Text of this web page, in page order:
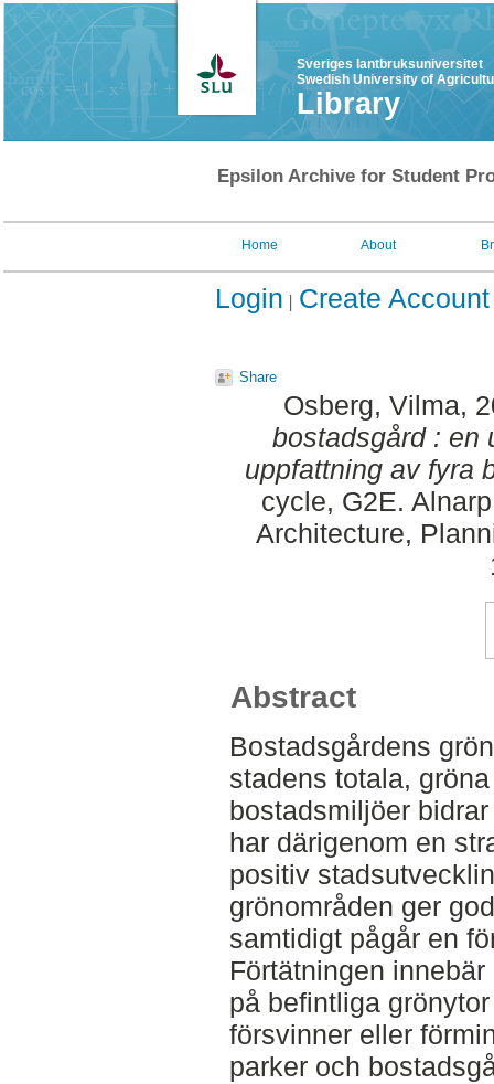
Sveriges lantbruksuniversitet
Swedish University of
Library
Epsilon Archive for Student
Home About
Login Create Account
Share
Osberg, Vilma,
bostadsgård : en
uppfattning av fyra
cycle, G2E.
Architecture,
Abstract
Bostadsgårdens
stadens totala,
bostadsmiljöer
har därigenom en
positiv
grönområden ger
samtidigt pågår en
Förtätningen
på befintliga
försvinner eller
parker och